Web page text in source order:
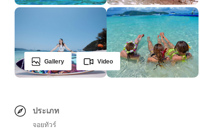
Gallery Video
ประเภท
จอยทัวร์